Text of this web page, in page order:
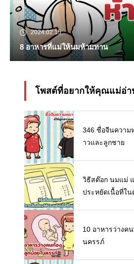
2024.02.15
8 อาหารที่แม่ให้นมห้ามทาน
โพสต์ที่อยากให้คุณแม่อ่า
346 ชื่อจีนความ
าวและลูกชาย
วิธีสต๊อก นมแม่
ประหยัดเนื้อที่ใน
10 อาหารว่างค
นครรภ์